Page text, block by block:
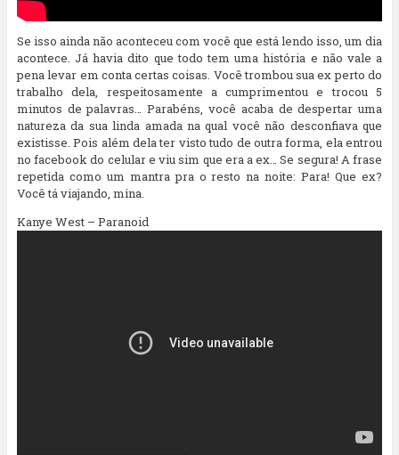
Se isso ainda não aconteceu com você que está lendo isso, um dia
acontece. Já havia dito que todo tem uma história e não vale a
pena levar em conta certas coisas. Você trombou sua ex perto do
trabalho dela, respeitosamente a cumprimentou e trocou 5
minutos de palavras… Parabéns, você acaba de despertar uma
natureza da sua linda amada na qual você não desconfiava que
existisse. Pois além dela ter visto tudo de outra forma, ela entrou
no facebook do celular e viu sim que era a ex… Se segura! A frase
repetida como um mantra pra o resto na noite: Para! Que ex?
Você tá viajando, mina.
Kanye West – Paranoid